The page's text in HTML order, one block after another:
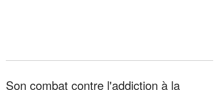
Son combat contre l'addiction à la